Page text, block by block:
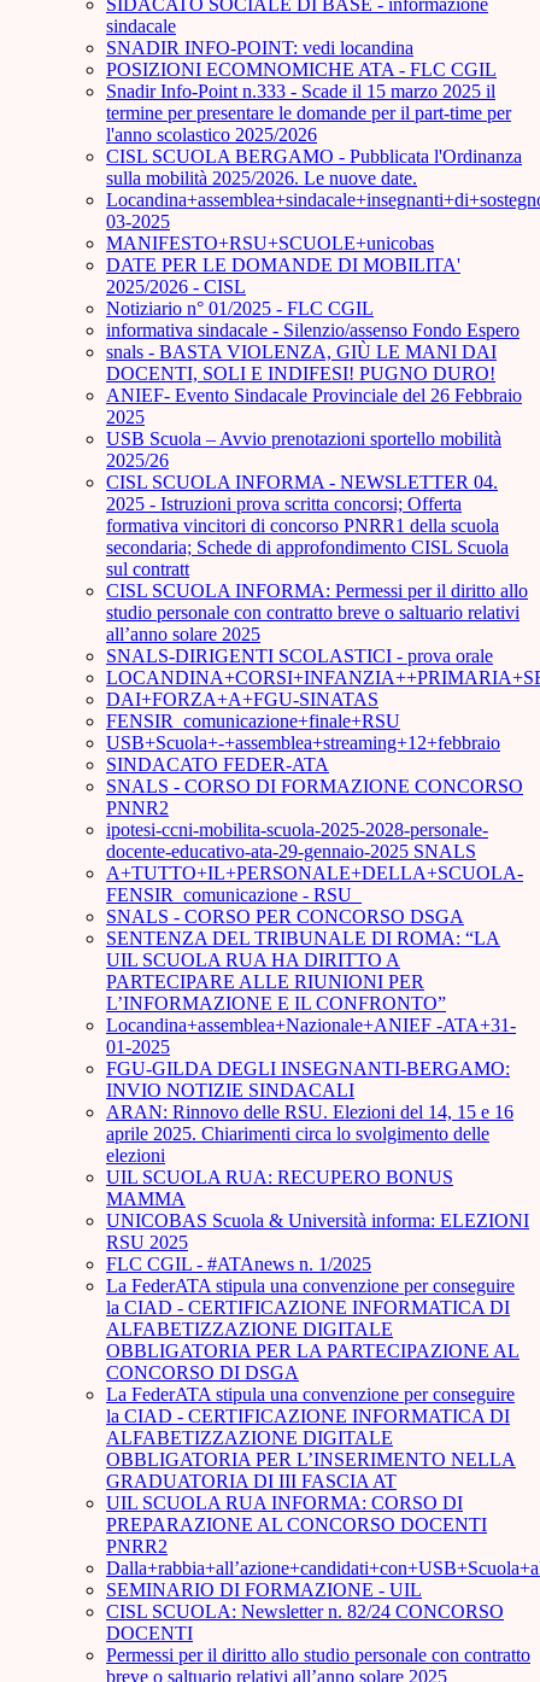
SIDACATO SOCIALE DI BASE - informazione
sindacale
SNADIR INFO-POINT: vedi locandina
POSIZIONI ECOMNOMICHE ATA - FLC CGIL
Snadir Info-Point n.333 - Scade il 15 marzo 2025 il
termine per presentare le domande per il part-time per
l'anno scolastico 2025/2026
CISL SCUOLA BERGAMO - Pubblicata l'Ordinanza
sulla mobilità 2025/2026. Le nuove date.
03-2025
MANIFESTO+RSU+SCUOLE+unicobas
DATE PER LE DOMANDE DI MOBILITA'
2025/2026 - CISL
Notiziario n° 01/2025 - FLC CGIL
informativa sindacale - Silenzio/assenso Fondo Espero
snals - BASTA VIOLENZA, GIÙ LE MANI DAI
DOCENTI, SOLI E INDIFESI! PUGNO DURO!
ANIEF- Evento Sindacale Provinciale del 26 Febbraio
2025
USB Scuola – Avvio prenotazioni sportello mobilità
2025/26
CISL SCUOLA INFORMA - NEWSLETTER 04.
2025 - Istruzioni prova scritta concorsi; Offerta
formativa vincitori di concorso PNRR1 della scuola
secondaria; Schede di approfondimento CISL Scuola
sul contratt
CISL SCUOLA INFORMA: Permessi per il diritto allo
studio personale con contratto breve o saltuario relativi
all’anno solare 2025
SNALS-DIRIGENTI SCOLASTICI - prova orale
DAI+FORZA+A+FGU-SINATAS
FENSIR_comunicazione+finale+RSU
USB+Scuola+-+assemblea+streaming+12+febbraio
SINDACATO FEDER-ATA
SNALS - CORSO DI FORMAZIONE CONCORSO
PNNR2
ipotesi-ccni-mobilita-scuola-2025-2028-personale-
docente-educativo-ata-29-gennaio-2025 SNALS
A+TUTTO+IL+PERSONALE+DELLA+SCUOLA-
FENSIR_comunicazione - RSU_
SNALS - CORSO PER CONCORSO DSGA
SENTENZA DEL TRIBUNALE DI ROMA: “LA
UIL SCUOLA RUA HA DIRITTO A
PARTECIPARE ALLE RIUNIONI PER
L’INFORMAZIONE E IL CONFRONTO”
Locandina+assemblea+Nazionale+ANIEF -ATA+31-
01-2025
FGU-GILDA DEGLI INSEGNANTI-BERGAMO:
INVIO NOTIZIE SINDACALI
ARAN: Rinnovo delle RSU. Elezioni del 14, 15 e 16
aprile 2025. Chiarimenti circa lo svolgimento delle
elezioni
UIL SCUOLA RUA: RECUPERO BONUS
MAMMA
UNICOBAS Scuola & Università informa: ELEZIONI
RSU 2025
FLC CGIL - #ATAnews n. 1/2025
La FederATA stipula una convenzione per conseguire
la CIAD - CERTIFICAZIONE INFORMATICA DI
ALFABETIZZAZIONE DIGITALE
OBBLIGATORIA PER LA PARTECIPAZIONE AL
CONCORSO DI DSGA
La FederATA stipula una convenzione per conseguire
la CIAD - CERTIFICAZIONE INFORMATICA DI
ALFABETIZZAZIONE DIGITALE
OBBLIGATORIA PER L’INSERIMENTO NELLA
GRADUATORIA DI III FASCIA AT
UIL SCUOLA RUA INFORMA: CORSO DI
PREPARAZIONE AL CONCORSO DOCENTI
PNRR2
SEMINARIO DI FORMAZIONE - UIL
CISL SCUOLA: Newsletter n. 82/24 CONCORSO
DOCENTI
Permessi per il diritto allo studio personale con contratto
breve o saltuario relativi all’anno solare 2025